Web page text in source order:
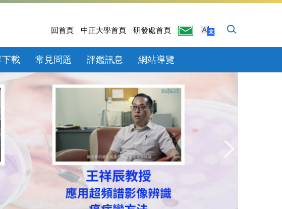
回首頁 中正大學首頁 研發處首頁
下載 常見問題 評鑑訊息 網站導覽